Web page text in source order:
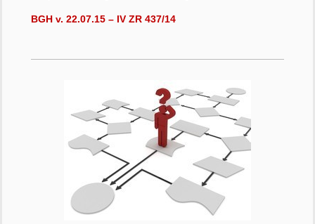
BGH v. 22.07.15 – IV ZR 437/14